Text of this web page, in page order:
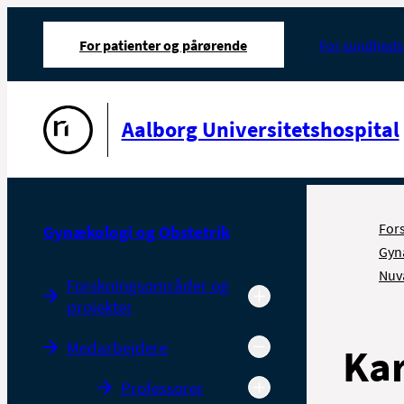
For patienter og pårørende For
Aalborg Universitetshospital
Gynækologi og Obstetrik
Forskningsområder og
projekter
Medarbejdere
Professorer